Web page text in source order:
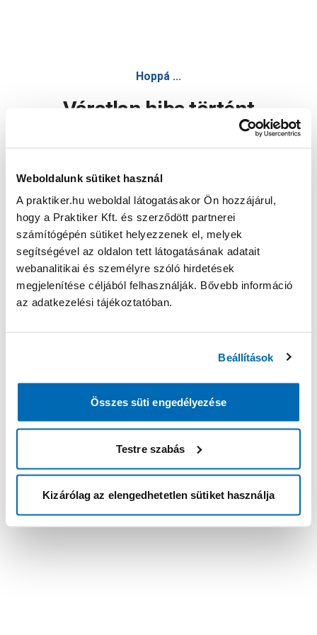
Weboldalunk sütiket használ
A praktiker.hu weboldal látogatásakor Ön hozzájárul,
hogy a Praktiker Kft. és szerződött partnerei
számítógépén sütiket helyezzenek el, melyek
segítségével az oldalon tett látogatásának adatait
webanalitikai és személyre szóló hirdetések
megjelenítése céljából felhasználják. Bővebb információ
az adatkezelési tájékoztatóban.
Beállítások
Összes süti engedélyezése
Testre szabás
Kizárólag az elengedhetetlen sütiket használja
Hoppá ...
Váratlan hiba történt
Oldal újratöltése